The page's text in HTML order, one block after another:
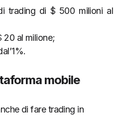
trading di $ 500 milioni al
20 al milione;
mobile
di fare trading in